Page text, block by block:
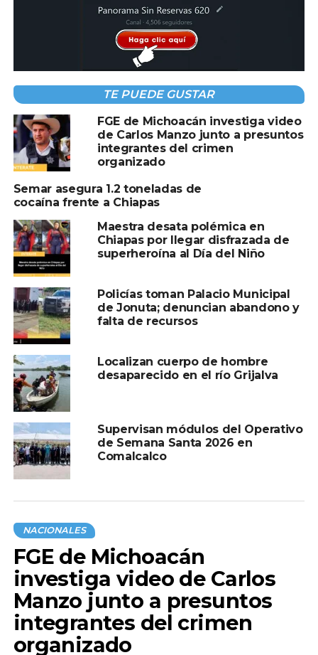
TEMAS RELACIONADOS: CHIAPAS FGE FRI
Abaten en Manzanillo a presunto jefe de
plaza del Cártel de Sinaloa
NO TE PIERDAS
El presidente de Colombia, Gustavo Petro,
acudió a Palacio Nacional, donde fue recibido
por Claudia Sheinbaum
TE PUEDE GUSTAR
FGE de Michoacán investiga video
de Carlos Manzo junto a presuntos
integrantes del crimen
organizado
Semar asegura 1.2 toneladas de
cocaína frente a Chiapas
Maestra desata polémica en
Chiapas por llegar disfrazada de
superheroína al Día del Niño
Policías toman Palacio Municipal
de Jonuta; denuncian abandono y
falta de recursos
Localizan cuerpo de hombre
desaparecido en el río Grijalva
Supervisan módulos del Operativo
de Semana Santa 2026 en
Comalcalco
NACIONALES
FGE de Michoacán
investiga video de Carlos
Manzo junto a presuntos
integrantes del crimen
organizado